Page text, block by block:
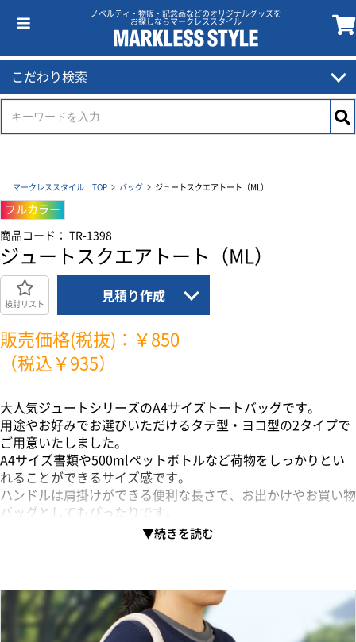
ノベルティ・物販・記念品などのオリジナルグッズを
お探しならマークレススタイル
こだわり検索
マークレススタイル TOP バッグ ジュートスクエアトート（ML）
フルカラー
商品コード： TR-1398
ジュートスクエアトート（ML）
検討リスト
見積り作成
販売価格(税抜)：￥850
（税込￥935）
大人気ジュートシリーズのA4サイズトートバッグです。
用途やお好みでお選びいただけるタテ型・ヨコ型の2タイプで
ご用意いたしました。
A4サイズ書類や500mlペットボトルなど荷物をしっかりとい
れることができるサイズ感です。
ハンドルは肩掛けができる便利な長さで、お出かけやお買い物
バッグとしてもぴったりです。
単色印刷はもちろん、フルカラー印刷も可能なため
別ページでナチュラルベージュカラーもご用意しております。
ジュートスクエアトート（ML）ヨコ型はこちら▼